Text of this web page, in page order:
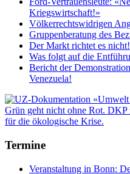
Kriegswirtschaft!»
Völkerrechtswidrigen
Gruppenberatung des
Der Markt richtet es nicht!
Was folgt auf die
Bericht der
Venezuela!
Termine
Veranstaltung in Bonn: